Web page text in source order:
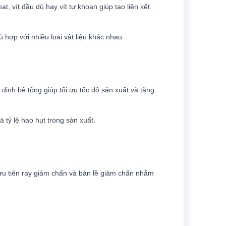
vít đầu dù hay vít tự khoan giúp tạo liên kết
với nhiều loại vật liệu khác nhau.
bê tông giúp tối ưu tốc độ sản xuất và tăng
tỷ lệ hao hụt trong sản xuất.
tiên ray giảm chấn và bản lề giảm chấn nhằm